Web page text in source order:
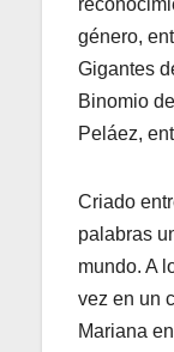
género,
Gigantes
Binomio
Peláez,
Criado
palabras
mundo. A
vez en un
Mariana